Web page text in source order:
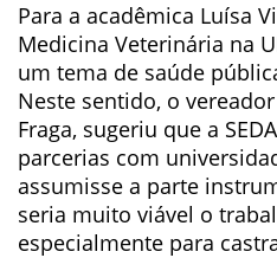
Para a acadêmica Luísa
Medicina Veterinária na
um tema de saúde
Neste sentido, o
Fraga, sugeriu que a
parcerias com
assumisse a parte
seria muito viável o
especialmente para